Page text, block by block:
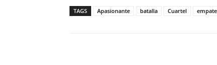
TAGS Apasionante batalla Cuartel empate